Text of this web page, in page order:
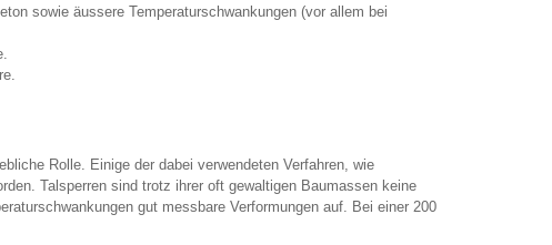
sowie äussere Temperaturschwankungen (vor allem bei
Rolle. Einige der dabei verwendeten Verfahren, wie
Talsperren sind trotz ihrer oft gewaltigen Baumassen keine
gut messbare Verformungen auf. Bei einer 200